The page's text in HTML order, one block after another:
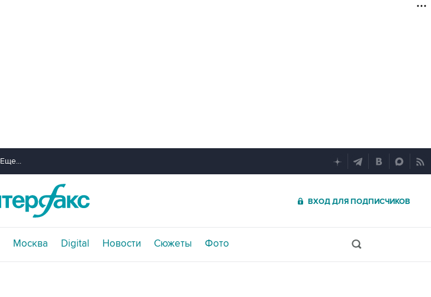
Еще...
ВХОД ДЛЯ ПОДПИСЧИКОВ
Москва Digital Новости Сюжеты Фото